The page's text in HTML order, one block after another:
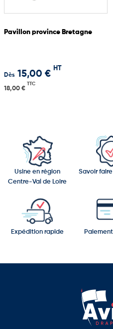
Pavillon province Bretagne
Dès 15,00 €
HT
18,00 €
TTC
Usine en région
Centre-Val de Loire
Savoir
Expédition rapide